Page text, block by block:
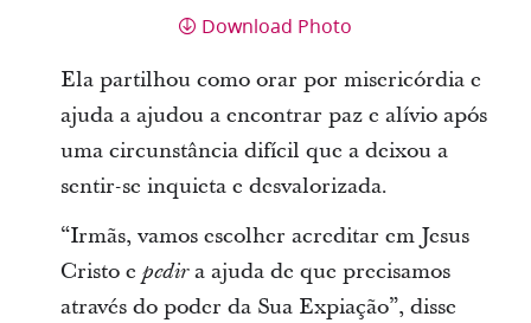
Download Photo
Ela partilhou como orar por misericórdia e
ajuda a ajudou a encontrar paz e alívio após
uma circunstância difícil que a deixou a
sentir-se inquieta e desvalorizada.
“Irmãs, vamos escolher acreditar em Jesus
Cristo e pedira ajuda de que precisamos
através do poder da Sua Expiação”, disse